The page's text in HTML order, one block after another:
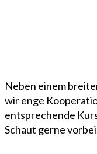
Neben einem
wir enge
entsprechende
Schaut gerne